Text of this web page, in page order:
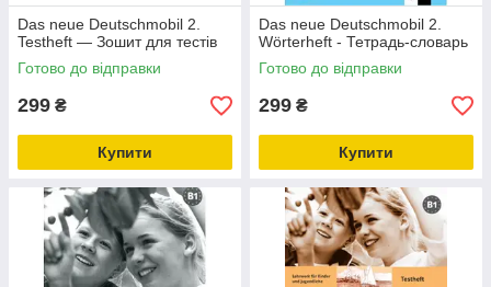
Das neue Deutschmobil 2.
Testheft — Зошит для тестів
Готово до відправки
299 ₴
Купити
Das neue Deutschmobil 2.
Wörterheft - Тетрадь-словарь
Готово до відправки
299 ₴
Купити